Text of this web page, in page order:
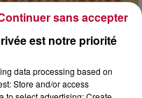
DE MARSEILLAN
est notre priorité
data processing based on
Store and/or access
sans accepter